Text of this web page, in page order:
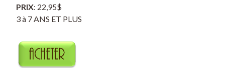
PRIX: 22,95$
3 à 7 ANS ET PLUS